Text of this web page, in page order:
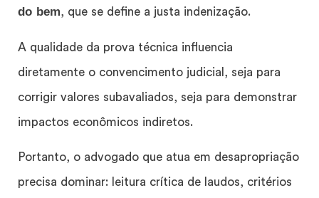
do bem, que se define a justa indenização.
A qualidade da prova técnica influencia
diretamente o convencimento judicial, seja para
corrigir valores subavaliados, seja para demonstrar
impactos econômicos indiretos.
Portanto, o advogado que atua em desapropriação
precisa dominar: leitura crítica de laudos, critérios